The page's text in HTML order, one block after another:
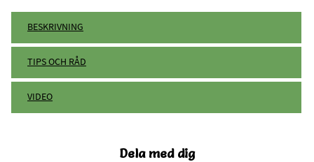
BESKRIVNING
TIPS OCH RÅD
VIDEO
Dela med dig